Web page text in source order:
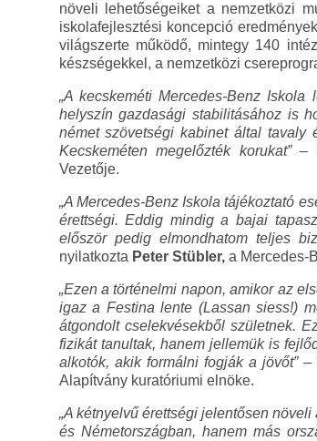
növeli lehetőségeiket a nemzetközi
iskolafejlesztési koncepció
világszerte működő, mintegy 140
készségekkel, a nemzetközi
„A kecskeméti Mercedes-Benz
helyszín gazdasági stabilitásához is
német szövetségi kabinet által tavaly
Kecskeméten megelőzték korukat”–
Vezetője.
„A Mercedes-Benz Iskola tájékoztató
érettségi. Eddig mindig a bajai
először pedig elmondhatom teljes
nyilatkozta Peter Stübler,a Mercedes-
„Ezen a történelmi napon, amikor az
igaz a Festina lente (Lassan siess!)
átgondolt cselekvésekből születnek.
fizikát tanultak, hanem jellemük is
alkotók, akik formálni fogják a jövőt”–
Alapítvány kuratóriumi elnöke.
„A kétnyelvű érettségi jelentősen
és Németországban, hanem más